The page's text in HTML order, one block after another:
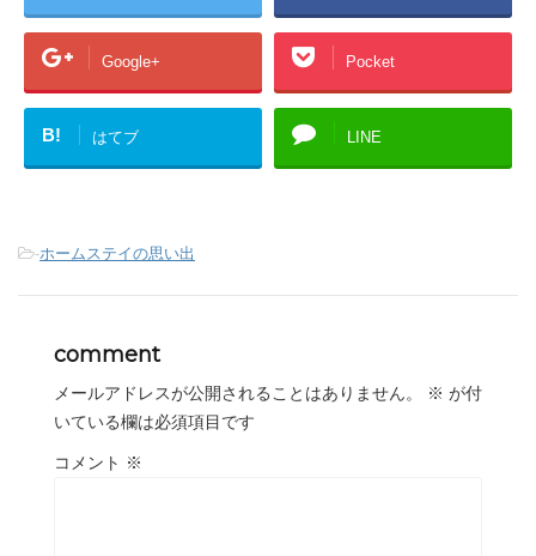
Google+ Pocket
B! はてブ LINE
-ホームステイの思い出
comment
メールアドレスが公開されることはありません。 ※ が付
いている欄は必須項目です
コメント ※